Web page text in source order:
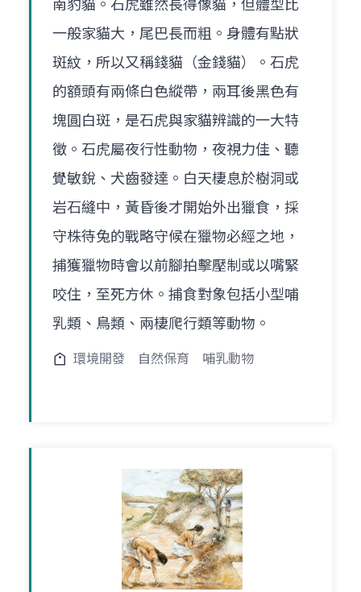
南豹貓。石虎雖然長得像貓，但體型比
一般家貓大，尾巴長而粗。身體有點狀
斑紋，所以又稱錢貓（金錢貓）。石虎
的額頭有兩條白色縱帶，兩耳後黑色有
塊圓白斑，是石虎與家貓辨識的一大特
徵。石虎屬夜行性動物，夜視力佳、聽
覺敏銳、犬齒發達。白天棲息於樹洞或
岩石縫中，黃昏後才開始外出獵食，採
守株待兔的戰略守候在獵物必經之地，
捕獲獵物時會以前腳拍擊壓制或以嘴緊
咬住，至死方休。捕食對象包括小型哺
乳類、鳥類、兩棲爬行類等動物。
環境開發 自然保育 哺乳動物